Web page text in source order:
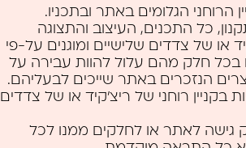
הרוחני הגלומים באתר ובתכניו.
כל התכנים, העיצוב והתצוגה
או של צדדים שלישיים ומוגנים על-פי
בכל חלק מהם עלול להוות עבירה על
הנזכרים באתר שייכים לבעליהם.
בקניין רוחני של ריצ’קיד או של צדדים
גישה לאתר או לחלקים ממנו לכל